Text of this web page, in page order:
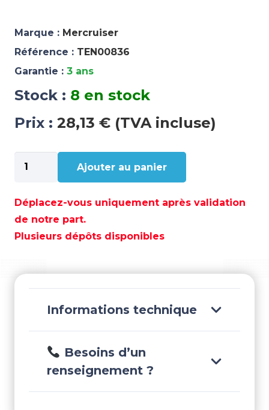
Marque : Mercruiser
Référence : TEN00836
Garantie : 3 ans
Stock : 8 en stock
Prix : 28,13 € (TVA incluse)
quantité
de
DERIVE
MERCURY
BRAVO
TEN00836
Ajouter au panier
Déplacez-vous uniquement après validation
de notre part.
Plusieurs dépôts disponibles
Informations technique
Besoins d’un
renseignement ?